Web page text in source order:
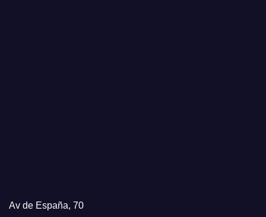
Av de España, 70